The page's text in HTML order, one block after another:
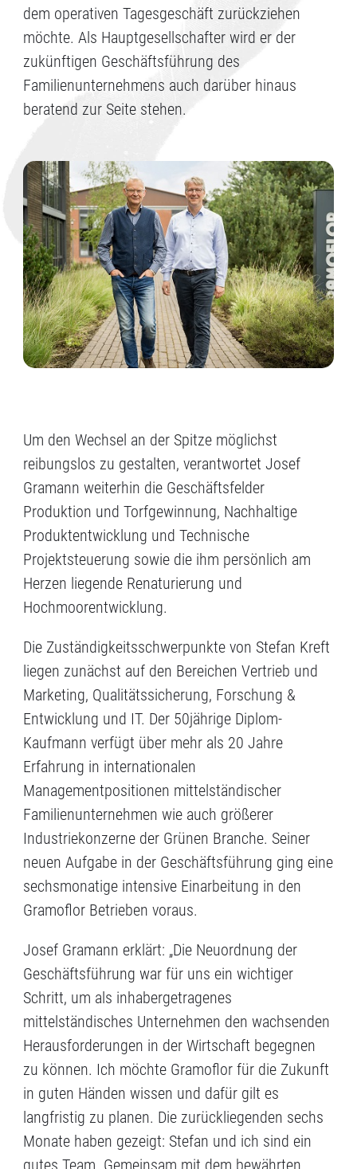
dem operativen Tagesgeschäft zurückziehen
möchte. Als Hauptgesellschafter wird er der
zukünftigen Geschäftsführung des
Familienunternehmens auch darüber hinaus
beratend zur Seite stehen.
Um den Wechsel an der Spitze möglichst
reibungslos zu gestalten, verantwortet Josef
Gramann weiterhin die Geschäftsfelder
Produktion und Torfgewinnung, Nachhaltige
Produktentwicklung und Technische
Projektsteuerung sowie die ihm persönlich am
Herzen liegende Renaturierung und
Hochmoorentwicklung.
Die Zuständigkeitsschwerpunkte von Stefan Kreft
liegen zunächst auf den Bereichen Vertrieb und
Marketing, Qualitätssicherung, Forschung &
Entwicklung und IT. Der 50jährige Diplom-
Kaufmann verfügt über mehr als 20 Jahre
Erfahrung in internationalen
Managementpositionen mittelständischer
Familienunternehmen wie auch größerer
Industriekonzerne der Grünen Branche. Seiner
neuen Aufgabe in der Geschäftsführung ging eine
sechsmonatige intensive Einarbeitung in den
Gramoflor Betrieben voraus.
Josef Gramann erklärt: „Die Neuordnung der
Geschäftsführung war für uns ein wichtiger
Schritt, um als inhabergetragenes
mittelständisches Unternehmen den wachsenden
Herausforderungen in der Wirtschaft begegnen
zu können. Ich möchte Gramoflor für die Zukunft
in guten Händen wissen und dafür gilt es
langfristig zu planen. Die zurückliegenden sechs
Monate haben gezeigt: Stefan und ich sind ein
gutes Team. Gemeinsam mit dem bewährten